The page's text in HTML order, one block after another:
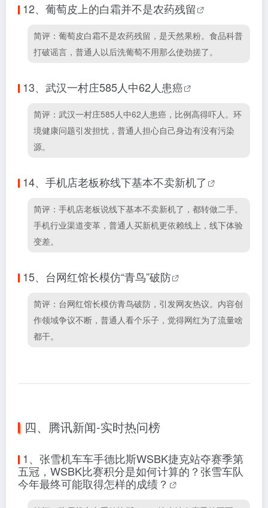
12、 葡萄皮上的白霜并不是农药残留
简评：葡萄皮白霜不是农药残留，是天然果粉。食品科普
打破谣言，普通人以后洗葡萄不用那么使劲搓了。
13、 武汉一村庄585人中62人患癌
简评：武汉一村庄585人中62人患癌，比例高得吓人。环
境健康问题引发担忧，普通人担心自己身边有没有污染
源。
14、 手机店老板称线下基本不卖新机了
简评：手机店老板说线下基本不卖新机了，都转做二手。
手机行业渠道变革，普通人买新机更依赖线上，线下体验
变差。
15、 台网红馆长模仿“青鸟”破防
简评：台网红馆长模仿青鸟破防，引发网友热议。内容创
作领域争议不断，普通人看个乐子，觉得网红为了流量啥
都干。
四、腾讯新闻-实时热问榜
1、 张雪机车车手德比斯WSBK捷克站夺赛季第
五冠，WSBK比赛积分是如何计算的？张雪车队
今年最终可能取得怎样的成绩？